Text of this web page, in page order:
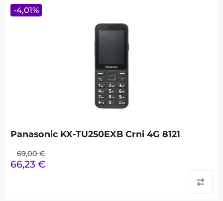
Panasonic KX-TU250EXB Crni 4G 8121
69,00 €
66,23 €
-4,01%